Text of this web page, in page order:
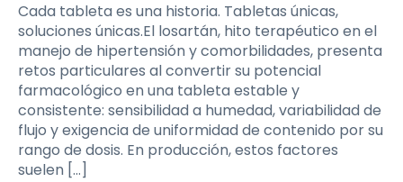
Cada tableta es una historia. Tabletas únicas,
soluciones únicas.El losartán, hito terapéutico en el
manejo de hipertensión y comorbilidades, presenta
retos particulares al convertir su potencial
farmacológico en una tableta estable y
consistente: sensibilidad a humedad, variabilidad de
flujo y exigencia de uniformidad de contenido por su
rango de dosis. En producción, estos factores
suelen […]